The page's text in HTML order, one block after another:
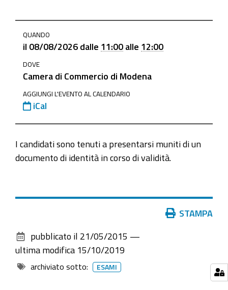
imprese/attivita-
regolamentate/news/prova-
esame-
conducenti-
10-
06-
2015
Prova
d'esame
08-
08-
QUANDO
il 08/08/2026 dalle 11:00 alle 12:00
DOVE
Camera di Commercio di Modena
AGGIUNGI L'EVENTO AL CALENDARIO
iCal
I candidati sono tenuti a presentarsi muniti di un
documento di identità in corso di validità.
documento
STAMPA
pubblicato il 21/05/2015 —
ultima modifica 15/10/2019
archiviato sotto: ESAMI